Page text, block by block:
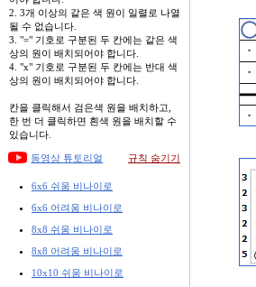
2. 3개 이상의 같은 색 원이 일렬로 나열
될 수 없습니다.
3. "=" 기호로 구분된 두 칸에는 같은 색
상의 원이 배치되어야 합니다.
4. "x" 기호로 구분된 두 칸에는 반대 색
상의 원이 배치되어야 합니다.
칸을 클릭해서 검은색 원을 배치하고,
한 번 더 클릭하면 흰색 원을 배치할 수
있습니다.
동영상 튜토리얼 규칙 숨기기
6x6 쉬움 비나이로
6x6 어려움 비나이로
8x8 쉬움 비나이로
8x8 어려움 비나이로
10x10 쉬움 비나이로